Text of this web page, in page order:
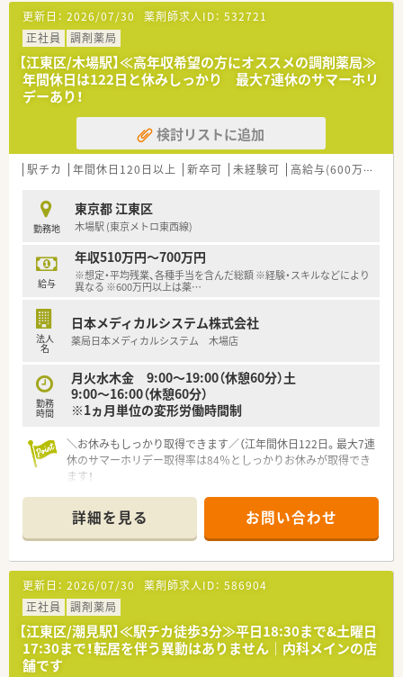
器を導入しております。
■繁忙期でも残業時間は月5時間程度です。
【勤務実態について】
■基本となる勤務時間は8時30分～21時30分の間で実働8時間
のシフト制となりメインの時間帯は11時以降です。
■24時間営業のため夜勤帯は基本、夜勤選任パートが担当して
おり、緊急時以外の勤務はありません。
■遅番対応には1回1000円の手当があり夜勤には1回7000円の
手当が支給されるため頑張りが給与に直結します。
■同法人としては江東区内に4店舗を運営しておりますが、グル
ープとしては全国に約100店舗を展開している薬局です。
■調剤薬局事業だけでなく医薬品販売や介護用品の販売ならび
にリースなど幅広い事業を展開し地域社会に貢献しています。
更新日： 2026/07/30 薬剤師求人ID： 532721
正社員
調剤薬局
【江東区/木場駅】≪高年収希望の方にオススメの調剤薬局≫
年間休日は122日と休みしっかり 最大7連休のサマーホリ
デーあり！
検討リストに追加
駅チカ 年間休日120日以上 新卒可 未経験可 高給与(600万円以上)
勤務地
東京都 江東区
木場駅 (東京メトロ東西線)
給与
年収510万円～700万円
※想定・平均残業、各種手当を含んだ総額 ※経験・スキルなどにより
異なる ※600万円以上は薬…
法人
名
日本メディカルシステム株式会社
薬局日本メディカルシステム 木場店
勤務
時間
月火水木金 9:00～19:00（休憩60分）土
9:00～16:00（休憩60分）
※1ヵ月単位の変形労働時間制
＼お休みもしっかり取得できます／（江年間休日122日。最大7連
休のサマーホリデー取得率は84％としっかりお休みが取得でき
ます！
【店舗情報と応需状況について】
■木場駅から徒歩で3分ほどとアクセス良好な立地にあるため、
毎日の通勤負担を大幅に軽減できる便利な環境です。
■多岐にわたる科目の処方箋を応需しています。
■居宅での在宅医療業務にも対応しており、地域に密着した医療
貢献を肌で感じながらスキルを磨ける職場です。
【求人情報について】
■正社員として年収480万円から600万円まで相談可能であり、
経験や役職に応じて適切な評価と給与が提示されます。
詳細を見る お問い合わせ
更新日： 2026/07/30 薬剤師求人ID： 586904
正社員
調剤薬局
【江東区/潮見駅】≪駅チカ徒歩3分≫平日18:30まで&土曜日
17:30まで！転居を伴う異動はありません｜内科メインの店
舗です